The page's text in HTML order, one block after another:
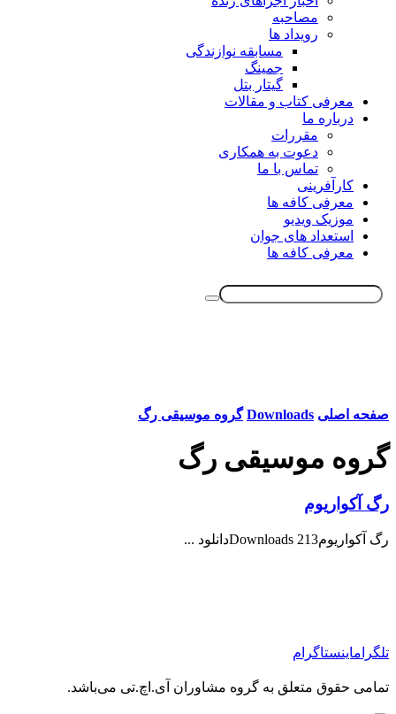
مصاحبه
رویداد ها
مسابقه نوازندگی
جمینگ
گیتار بتل
معرفی کتاب و مقالات
درباره ما
مقررات
دعوت به همکاری
تماس با ما
کارآفرینی
معرفی کافه ها
موزیک ویدیو
استعداد های جوان
معرفی کافه ها
صفحه اصلی Downloads گروه موسیقی رگ
گروه موسیقی رگ
رگ آکواریوم
رگ آکواریوم213 Downloadsدانلود ...
تلگراماینستاگرام
تمامی حقوق متعلق به گروه مشاوران آی.اچ.تی می‌باشد.